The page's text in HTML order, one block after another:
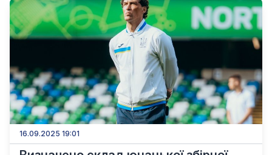
16.09.2025 19:01